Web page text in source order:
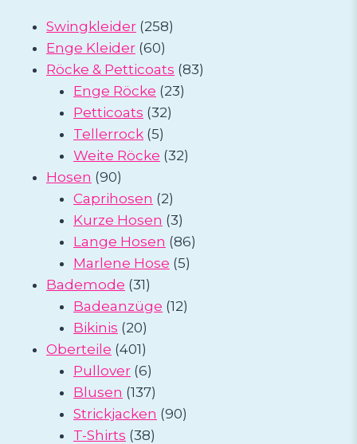
Swingkleider 258258
Enge Kleider 6060
Produkte
Röcke & Petticoats 8383
Enge Röcke 2323
Petticoats 3232
Tellerrock 55
Produkte
Weite Röcke 3232
Hosen 9090
Produkte
Caprihosen 22
Produkte
Kurze Hosen 33
Produkte
Lange Hosen 8686
Marlene Hose 55
Bademode 3131
Produkte
Badeanzüge 1212
Bikinis 2020
Produkte
Oberteile 401401
Produkte
Pullover 66
Produkte
Blusen 137137
Produkte
Strickjacken 9090
T-Shirts 3838